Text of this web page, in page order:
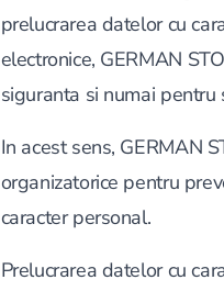
prelucrarea datelor cu
electronice, GERMAN
siguranta si numai
In acest sens, GERMAN
organizatorice pentru
caracter personal.
Prelucrarea datelor cu